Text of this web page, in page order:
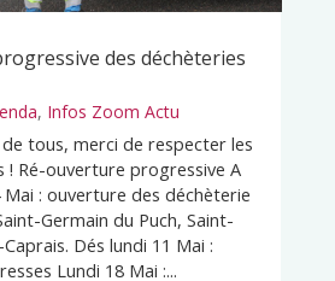
des déchèteries
, Infos Zoom Actu
tous, merci de respecter les
! Ré-ouverture progressive A
: ouverture des déchèterie
Germain du Puch, Saint-
Dés lundi 11 Mai :
Lundi 18 Mai :...